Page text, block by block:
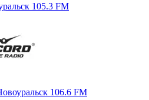
105.3 FM
106.6 FM